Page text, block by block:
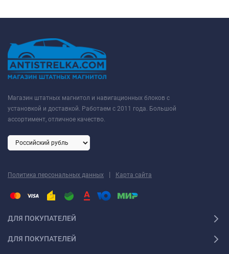
Магазин штатных магнитол и навигационных блоков с
установкой и доставкой. Работаем с 2011 года. Большой
ассортимент, отличное качество.
Политика персональных данных | Карта сайта
ДЛЯ ПОКУПАТЕЛЕЙ
ДЛЯ ПОКУПАТЕЛЕЙ